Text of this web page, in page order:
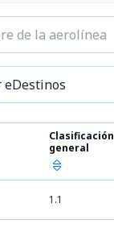
eDestinos
Clasificación
general
1.1